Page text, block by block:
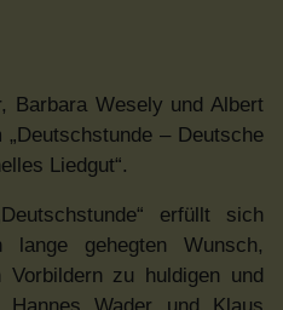
Barbara Wesely und Albert
– Deutsche
Liedgut“.
erfüllt sich
gehegten Wunsch,
Vorbildern zu huldigen und